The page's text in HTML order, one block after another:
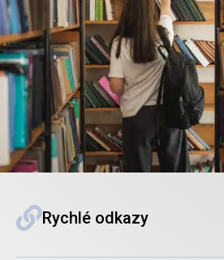
Rychlé odkazy